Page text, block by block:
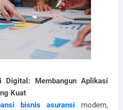
Digital: Membangun Aplikasi
Kuat
bisnis asuransi modern,